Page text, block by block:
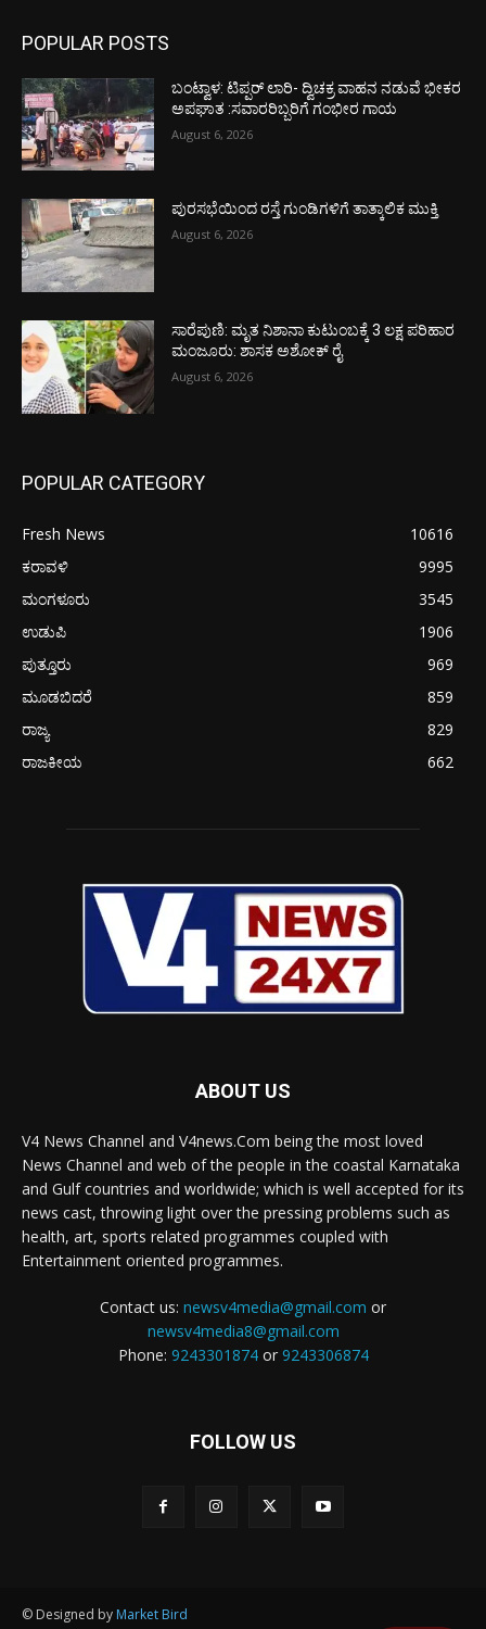
POPULAR POSTS
ಬಂಟ್ವಾಳ: ಟಿಪ್ಪರ್ ಲಾರಿ- ದ್ವಿಚಕ್ರ ವಾಹನ ನಡುವೆ ಭೀಕರ
ಅಪಘಾತ :ಸವಾರರಿಬ್ಬರಿಗೆ ಗಂಭೀರ ಗಾಯ
August 6, 2026
ಪುರಸಭೆಯಿಂದ ರಸ್ತೆ ಗುಂಡಿಗಳಿಗೆ ತಾತ್ಕಾಲಿಕ ಮುಕ್ತಿ
August 6, 2026
ಸಾರೆಪುಣಿ: ಮೃತ ನಿಶಾನಾ ಕುಟುಂಬಕ್ಕೆ 3 ಲಕ್ಷ ಪರಿಹಾರ
ಮಂಜೂರು: ಶಾಸಕ ಅಶೋಕ್ ರೈ
August 6, 2026
POPULAR CATEGORY
Fresh News
10616
ಕರಾವಳಿ
9995
ಮಂಗಳೂರು
3545
ಉಡುಪಿ
1906
ಪುತ್ತೂರು
969
ಮೂಡಬಿದರೆ
859
ರಾಜ್ಯ
829
ರಾಜಕೀಯ
662
ABOUT US
V4 News Channel and V4news.Com being the most loved
News Channel and web of the people in the coastal Karnataka
and Gulf countries and worldwide; which is well accepted for its
news cast, throwing light over the pressing problems such as
health, art, sports related programmes coupled with
Entertainment oriented programmes.
Contact us: newsv4media@gmail.com or
newsv4media8@gmail.com
Phone: 9243301874or 9243306874
FOLLOW US
© Designed by Market Bird